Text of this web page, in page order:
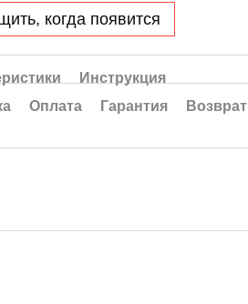
когда появится
Инструкция
Оплата Гарантия Возврат